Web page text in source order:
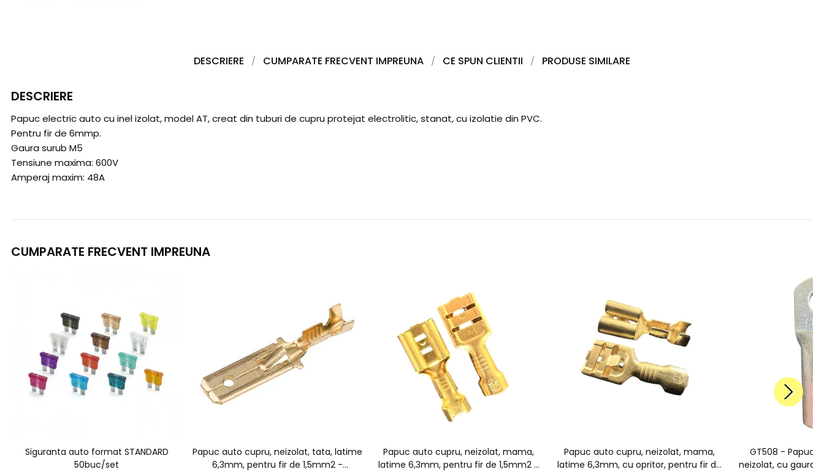
DESCRIERE CUMPARATE FRECVENT IMPREUNA CE SPUN CLIENTII PRODUSE SIMILARE
DESCRIERE
Papuc electric auto cu inel izolat, model AT, creat din tuburi de cupru protejat electrolitic, stanat, cu izolatie din PVC.
Pentru fir de 6mmp.
Gaura surub M5
Tensiune maxima: 600V
Amperaj maxim: 48A
CUMPARATE FRECVENT IMPREUNA
Siguranta auto format STANDARD
50buc/set
Papuc auto cupru, neizolat, tata, latime
6,3mm, pentru fir de 1,5mm2 -
Papuc auto cupru, neizolat, mama,
latime 6,3mm, pentru fir de 1,5mm2 -
Papuc auto cupru, neizolat, mama,
latime 6,3mm, cu opritor, pentru fir de
GT508 - Papuc
neizolat, cu gaura